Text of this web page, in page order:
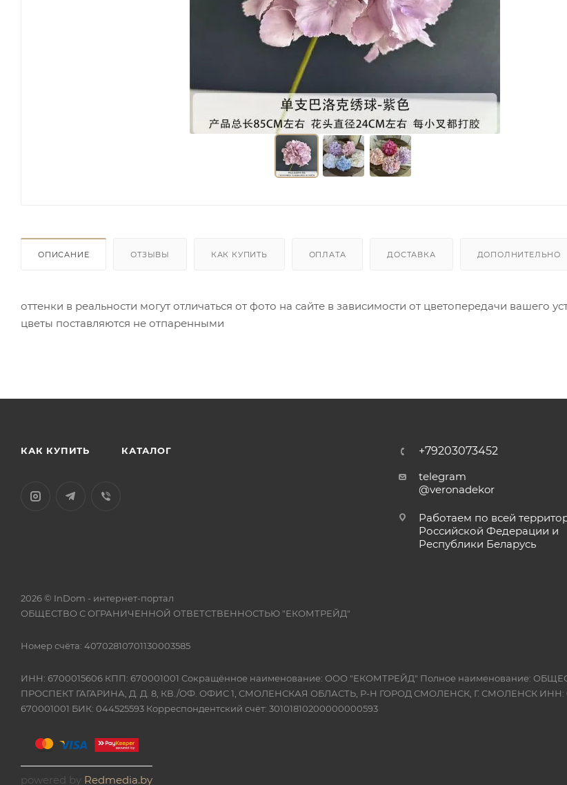
ОПИСАНИЕ ОТЗЫВЫ КАК КУПИТЬ ОПЛАТА ДОСТАВКА ДОПОЛНИТЕЛЬНО
оттенки в реальности могут отличаться от фото на сайте в зависимости от цветопередачи вашего
цветы поставляются не отпаренными
КАК КУПИТЬ КАТАЛОГ
+79203073452
telegram
@veronadekor
Работаем по всей
Российской Федерации и
Республики Беларусь
2026 © InDom - интернет-портал
ОБЩЕСТВО С ОГРАНИЧЕННОЙ ОТВЕТСТВЕННОСТЬЮ "ЕКОМТРЕЙД"
Номер счёта: 40702810701130003585
ИНН: 6700015606 КПП: 670001001 Сокращённое наименование: ООО "ЕКОМТРЕЙД" Полное наименование:
ПРОСПЕКТ ГАГАРИНА, Д. Д. 8, КВ./ОФ. ОФИС 1, СМОЛЕНСКАЯ ОБЛАСТЬ, Р-Н ГОРОД СМОЛЕНСК, Г. СМОЛЕНСК ИНН:
670001001 БИК: 044525593 Корреспондентский счёт: 30101810200000000593
powered by Redmedia.by